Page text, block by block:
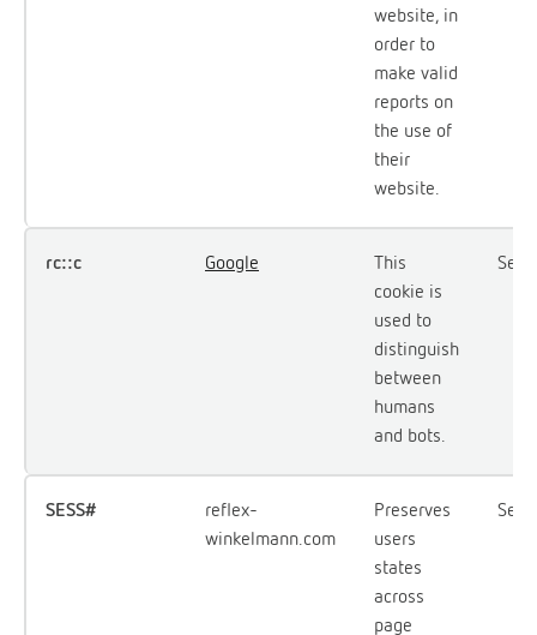
website, in
order to
make valid
reports on
the use of
their
website.
rc::c Google
This
cookie is
used to
distinguish
between
humans
and bots.
SESS#
reflex-
winkelmann.com
Preserves
users
states
across
page